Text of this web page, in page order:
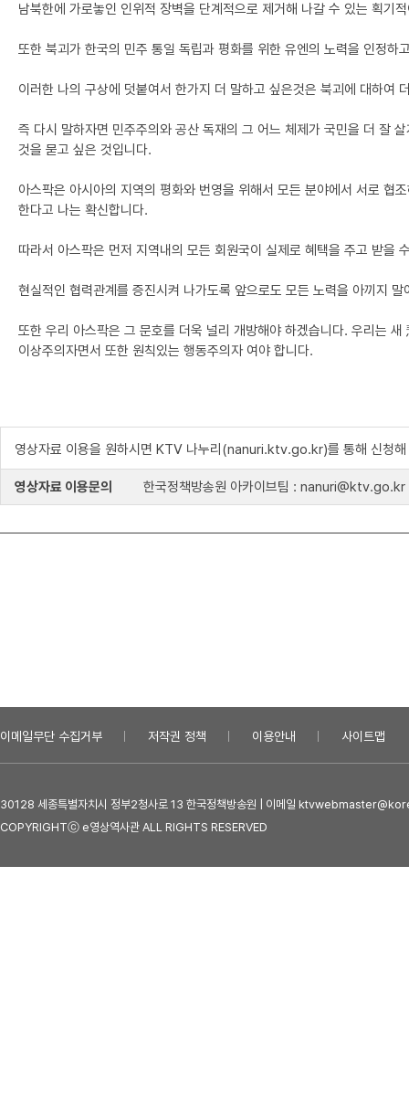
남북한에 가로놓인 인위적 장벽을 단계적으로 제거해 나갈 수 있는 획기
또한 북괴가 한국의 민주 통일 독립과 평화를 위한 유엔의 노력을 인정
이러한 나의 구상에 덧붙여서 한가지 더 말하고 싶은것은 북괴에 대하여
즉 다시 말하자면 민주주의와 공산 독재의 그 어느 체제가 국민을 더 잘
것을 묻고 싶은 것입니다.
아스팍은 아시아의 지역의 평화와 번영을 위해서 모든 분야에서 서로 협
한다고 나는 확신합니다.
따라서 아스팍은 먼저 지역내의 모든 회원국이 실제로 혜택을 주고 받을
현실적인 협력관계를 증진시켜 나가도록 앞으로도 모든 노력을 아끼지 말
또한 우리 아스팍은 그 문호를 더욱 널리 개방해야 하겠습니다. 우리는
이상주의자면서 또한 원칙있는 행동주의자 여야 합니다.
영상자료 이용을 원하시면 KTV 나누리(nanuri.ktv.go.kr)를 통해 신청해
영상자료 이용문의 한국정책방송원 아카이브팀 : nanuri@ktv.go.kr
이메일무단 수집거부 저작권 정책 이용안내 사이트맵
30128 세종특별자치시 정부2청사로 13 한국정책방송원 | 이메일
COPYRIGHTⓒ e영상역사관 ALL RIGHTS RESERVED